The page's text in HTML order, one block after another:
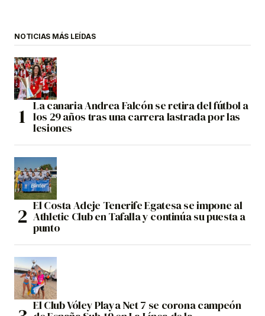
NOTICIAS MÁS LEÍDAS
La canaria Andrea Falcón se retira del fútbol a
los 29 años tras una carrera lastrada por las
lesiones
El Costa Adeje Tenerife Egatesa se impone al
Athletic Club en Tafalla y continúa su puesta a
punto
El Club Vóley Playa Net 7 se corona campeón